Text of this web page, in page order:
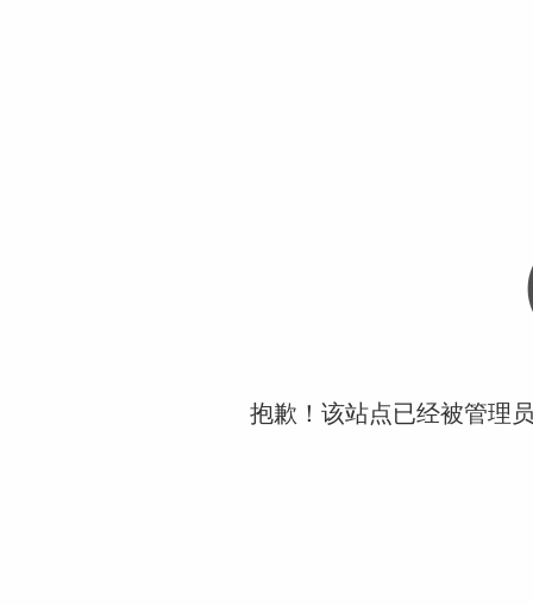
抱歉！该站点已经被管理